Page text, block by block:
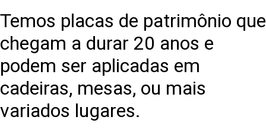
Temos placas de patrimônio que
chegam a durar 20 anos e
podem ser aplicadas em
cadeiras, mesas, ou mais
variados lugares.